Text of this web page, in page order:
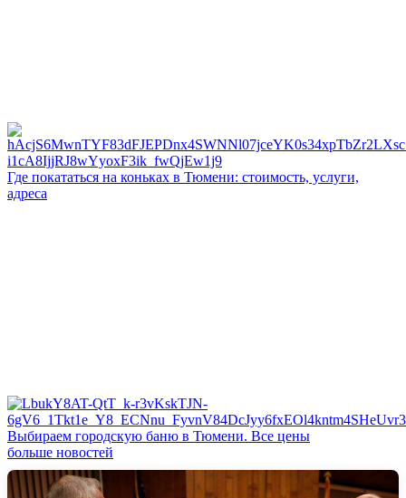
Где покататься на коньках в Тюмени: стоимость, услуги,
адреса
Выбираем городскую баню в Тюмени. Все цены
больше новостей